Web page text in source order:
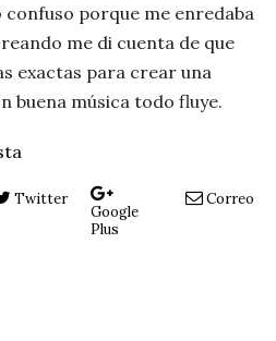
porque me enredaba
me di cuenta de que
exactas para crear una
buena música todo fluye.
Twitter
Google
Plus
Correo